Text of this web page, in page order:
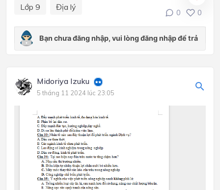
Lớp 9 Địa lý
0 0
Midoriya Izuku
5 tháng 11 2024 lúc 23:05